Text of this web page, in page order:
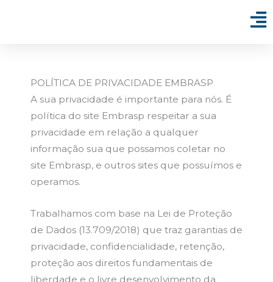
POLÍTICA DE PRIVACIDADE EMBRASP
A sua privacidade é importante para nós. É
política do site Embrasp respeitar a sua
privacidade em relação a qualquer
informação sua que possamos coletar no
site Embrasp, e outros sites que possuímos e
operamos.
Trabalhamos com base na Lei de Proteção
de Dados (13.709/2018) que traz garantias de
privacidade, confidencialidade, retenção,
proteção aos direitos fundamentais de
liberdade e o livre desenvolvimento da